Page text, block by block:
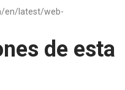
en/latest/web-
de esta